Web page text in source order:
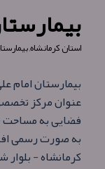
استان کرمانشاه,
عنوان مرکز
به صورت رسمی
کرمانشاه -